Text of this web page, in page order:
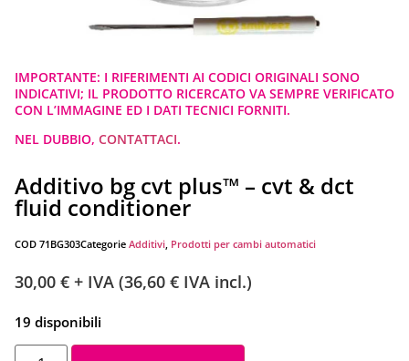
IMPORTANTE: I RIFERIMENTI AI CODICI ORIGINALI SONO
INDICATIVI; IL PRODOTTO RICERCATO VA SEMPRE VERIFICATO
CON L’IMMAGINE ED I DATI TECNICI FORNITI.
NEL DUBBIO, CONTATTACI.
Additivo bg cvt plus™ – cvt & dct
fluid conditioner
COD 71BG303Categorie Additivi, Prodotti per cambi automatici
30,00 € + IVA (36,60 € IVA incl.)
19 disponibili